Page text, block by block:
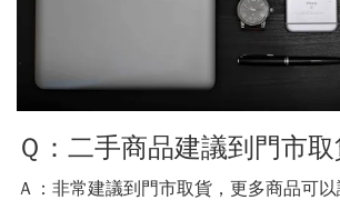
Ｑ：二手商品建議到門市取
Ａ：非常建議到門市取貨，更多商品可